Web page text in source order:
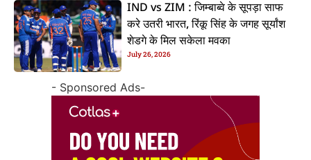
IND vs ZIM : जिम्बाब्वे के सूपड़ा साफ
करे उतरी भारत, रिंकू सिंह के जगह सूर्यांश
शेडगे के मिल सकेला मवका
July 26, 2026
- Sponsored Ads-